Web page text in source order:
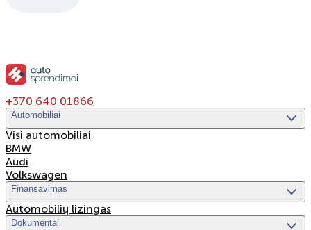
+370 640 01866
Automobiliai
Visi automobiliai
BMW
Audi
Volkswagen
Finansavimas
Automobilių lizingas
Dokumentai